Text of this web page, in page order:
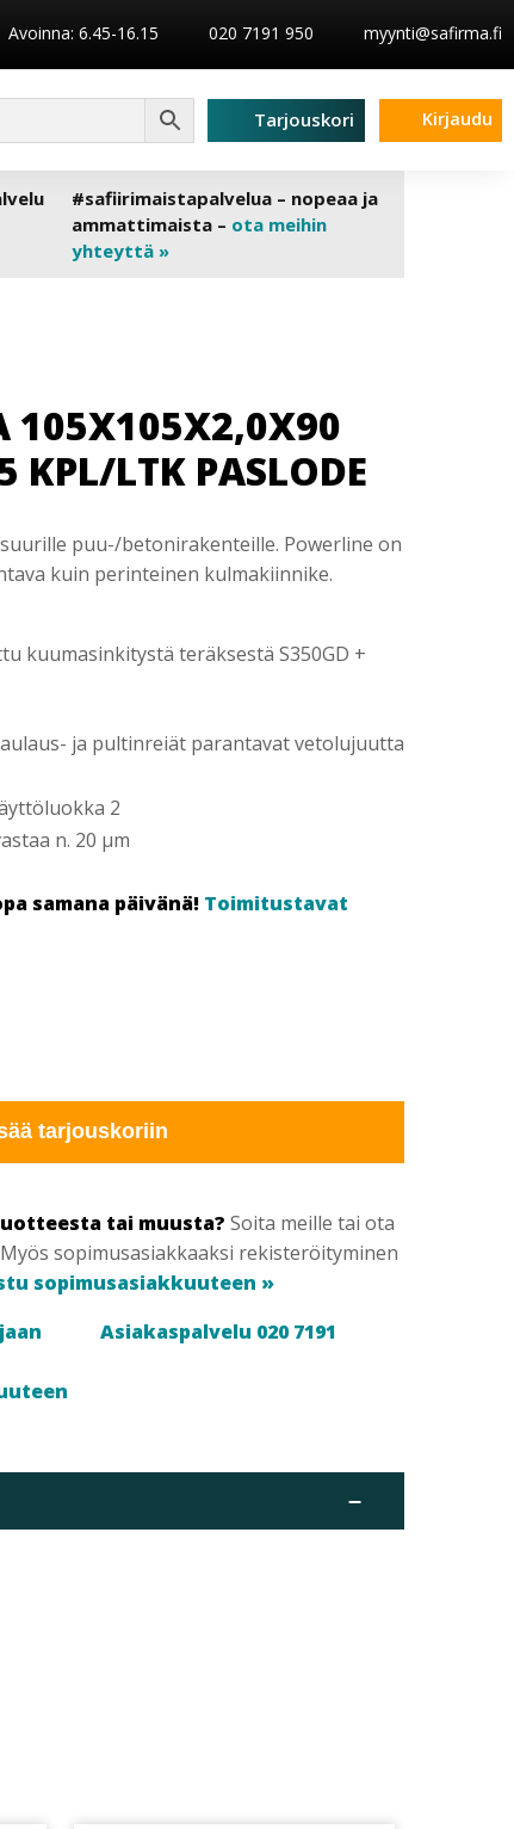
Avoinna: 6.45-16.15 020 7191 950 myynti@safirma.fi
Tarjouskori Kirjaudu
#safiirimaistapalvelua – nopeaa ja
ammattimaista – ota meihin
yhteyttä »
105X105X2,0X90
KPL/LTK PASLODE
puu-/betonirakenteille. Powerline on
kuin perinteinen kulmakiinnike.
kuumasinkitystä teräksestä S350GD +
ja pultinreiät parantavat vetolujuutta
2
n. 20 µm
samana päivänä! Toimitustavat
POWERLINE 25 KPL/LTK PASLODE määrä
tarjouskoriin
tai muusta? Soita meille tai ota
sopimusasiakkaaksi rekisteröityminen
sopimusasiakkuuteen »
Asiakaspalvelu 020 7191
–